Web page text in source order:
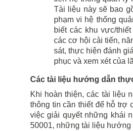
Tài liệu này sẽ bao
phạm vi hệ thống
biết các khu vực/
các cơ hội cải tiến,
sát, thực hiện đánh
phục và xem xét của
Các tài liệu hướng dẫn
Khi hoàn thiện, các tài liệu
thông tin cần thiết để hỗ trợ
việc giải quyết những khái
50001, những tài liệu hướng